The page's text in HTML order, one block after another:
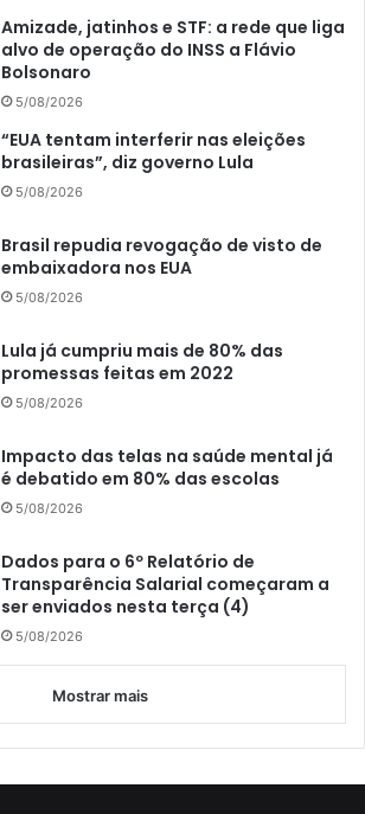
Amizade, jatinhos e STF: a rede que liga
alvo de operação do INSS a Flávio
Bolsonaro
5/08/2026
“EUA tentam interferir nas eleições
brasileiras”, diz governo Lula
5/08/2026
Brasil repudia revogação de visto de
embaixadora nos EUA
5/08/2026
Lula já cumpriu mais de 80% das
promessas feitas em 2022
5/08/2026
Impacto das telas na saúde mental já
é debatido em 80% das escolas
5/08/2026
Dados para o 6º Relatório de
Transparência Salarial começaram a
ser enviados nesta terça (4)
5/08/2026
Mostrar mais